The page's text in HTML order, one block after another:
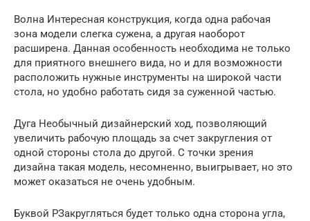
Волна Интересная конструкция, когда одна рабочая
зона модели слегка сужена, а другая наоборот
расширена. Данная особенность необходима не только
для приятного внешнего вида, но и для возможности
расположить нужные инструменты на широкой части
стола, но удобно работать сидя за суженной частью.
Дуга Необычный дизайнерский ход, позволяющий
увеличить рабочую площадь за счет закругления от
одной стороны стола до другой. С точки зрения
дизайна такая модель, несомненно, выигрывает, но это
может оказаться не очень удобным.
Буквой РЗакругляться будет только одна сторона угла,